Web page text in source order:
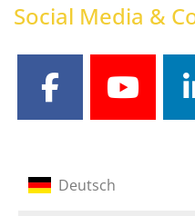
Social Media &
facebook
Deutsch